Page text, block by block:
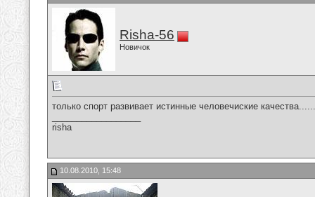
Risha-56
Новичок
только спорт развивает истинные человечиские
risha
10.08.2010, 15:48